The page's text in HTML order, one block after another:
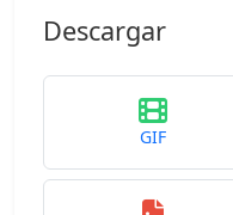
Descargar
GIF